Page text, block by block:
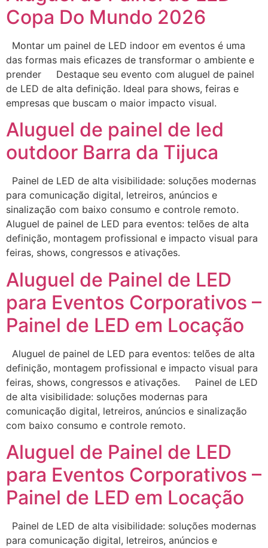
Copa Do Mundo 2026
Montar um painel de LED indoor em eventos é uma
das formas mais eficazes de transformar o ambiente e
prender Destaque seu evento com aluguel de painel
de LED de alta definição. Ideal para shows, feiras e
empresas que buscam o maior impacto visual.
Aluguel de painel de led
outdoor Barra da Tijuca
Painel de LED de alta visibilidade: soluções modernas
para comunicação digital, letreiros, anúncios e
sinalização com baixo consumo e controle remoto.
Aluguel de painel de LED para eventos: telões de alta
definição, montagem profissional e impacto visual para
feiras, shows, congressos e ativações.
Aluguel de Painel de LED
para Eventos Corporativos –
Painel de LED em Locação
Aluguel de painel de LED para eventos: telões de alta
definição, montagem profissional e impacto visual para
feiras, shows, congressos e ativações. Painel de LED
de alta visibilidade: soluções modernas para
comunicação digital, letreiros, anúncios e sinalização
com baixo consumo e controle remoto.
Aluguel de Painel de LED
para Eventos Corporativos –
Painel de LED em Locação
Painel de LED de alta visibilidade: soluções modernas
para comunicação digital, letreiros, anúncios e